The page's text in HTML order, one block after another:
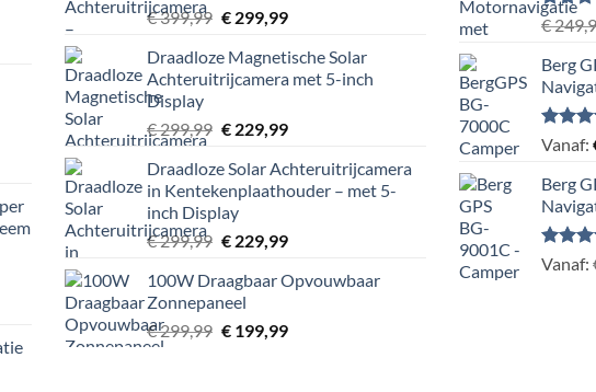
€399,99 Oorspronkelijke
was:
€ 399,99.
€299,99Huidige
is:
€ 299,99.
Draadloze Magnetische Solar
Achteruitrijcamera met 5-inch
Display
€299,99 Oorspronkelijke
was:
€ 299,99.
€229,99Huidige
is:
€ 229,99.
Draadloze Solar Achteruitrijcamera
in Kentekenplaathouder – met 5-
inch Display
€299,99 Oorspronkelijke
was:
€ 299,99.
€229,99Huidige
is:
100W Draagbaar Opvouwbaar
Zonnepaneel
€299,99 Oorspronkelijke
€199,99Huidige
€
Berg
Vanaf:
Berg
Vanaf: